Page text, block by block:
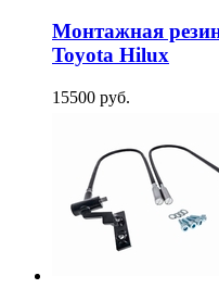
Монтажная
Toyota Hilux
15500 руб.